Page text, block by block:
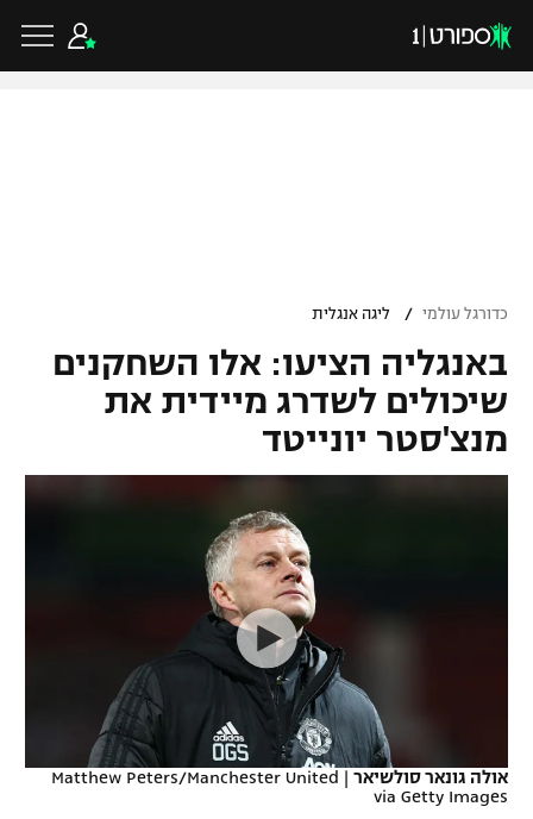
תוצאות
גביע הטוטו
ליגיונרים
מכבי תל אביב
הפועל תל אביב
ליגת האלופות
ליגה אירופית
ליגה אנגלית
ליגה הולנדית
כדורסל ישראלי
ליגת ווינר סל
הפועל ירושלים
דני אבדיה
כדורסל עולמי
שחייה
כדורגל עולמי / ליגה אנגלית
באנגליה הציעו: אלו השחקנים
שיכולים לשדרג מיידית את
מנצ'סטר יונייטד
אולה גונאר סולשיאר |
Matthew Peters/Manchester United
via Getty Images